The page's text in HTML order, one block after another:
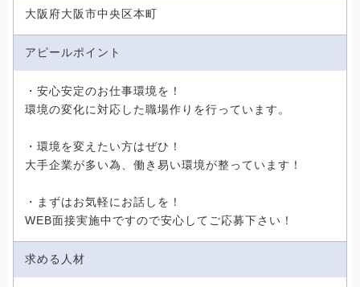
大阪府大阪市中央区本町
アピールポイント
・安心安定のお仕事環境を！
環境の変化に対応した職場作りを行っています。
・環境を変えたい方はぜひ！
大手企業が多い為、働き易い環境が整っています！
・まずはお気軽にお話しを！
WEB面接実施中ですので安心してご応募下さい！
求める人材